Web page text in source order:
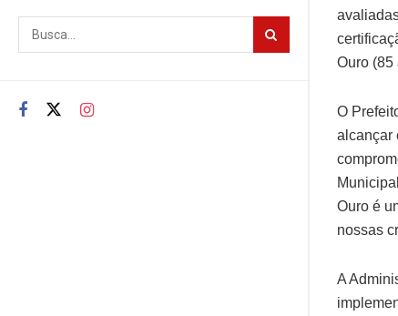
Ouro (85
O
alcançar
Ouro é
nossas
A